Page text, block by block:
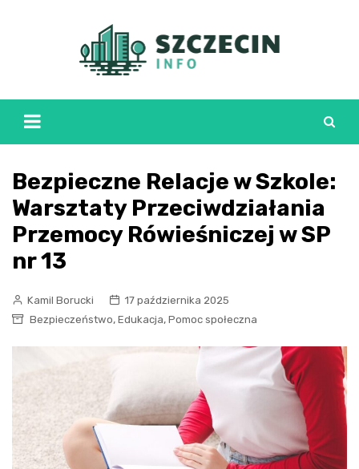
Bezpieczne Relacje w Szkole:
Warsztaty Przeciwdziałania
Przemocy Rówieśniczej w SP
nr 13
Kamil Borucki
17 października 2025
Bezpieczeństwo, Edukacja, Pomoc społeczna